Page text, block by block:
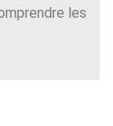
les